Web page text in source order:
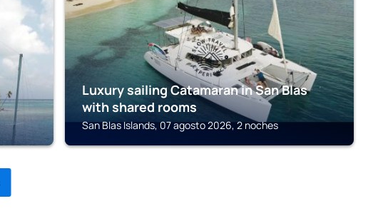
Luxury sailing Catamaran in San Blas
with shared rooms
San Blas Islands, 07 agosto 2026, 2 noches